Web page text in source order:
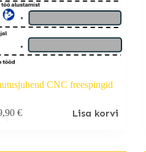
CNC freespingid
€ Lisa korvi